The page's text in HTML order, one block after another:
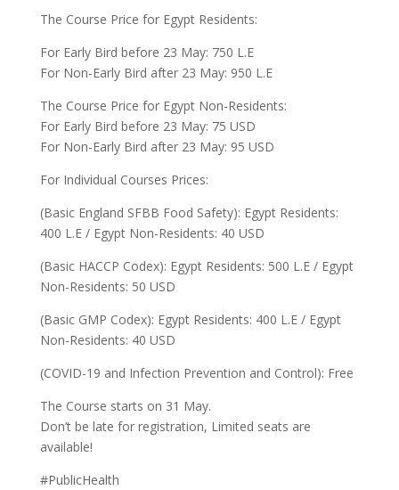
The Course Price for Egypt Residents:
For Early Bird before 23 May: 750 L.E
For Non-Early Bird after 23 May: 950 L.E
The Course Price for Egypt Non-Residents:
For Early Bird before 23 May: 75 USD
For Non-Early Bird after 23 May: 95 USD
For Individual Courses Prices:
(Basic England SFBB Food Safety): Egypt Residents:
400 L.E / Egypt Non-Residents: 40 USD
(Basic HACCP Codex): Egypt Residents: 500 L.E / Egypt
Non-Residents: 50 USD
(Basic GMP Codex): Egypt Residents: 400 L.E / Egypt
Non-Residents: 40 USD
(COVID-19 and Infection Prevention and Control): Free
The Course starts on 31 May.
Don’t be late for registration, Limited seats are
available!
#PublicHealth